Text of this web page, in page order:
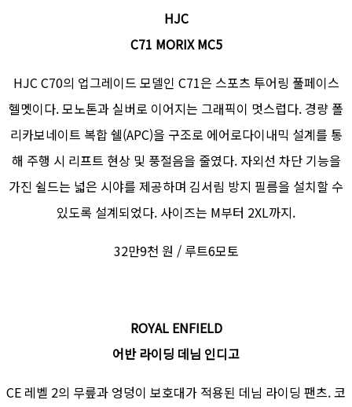
HJC
C71 MORIX MC5
HJC C70의 업그레이드 모델인 C71은 스포츠 투어링 풀페이스
헬멧이다. 모노톤과 실버로 이어지는 그래픽이 멋스럽다. 경량 폴
리카보네이트 복합 쉘(APC)을 구조로 에어로다이내믹 설계를 통
해 주행 시 리프트 현상 및 풍절음을 줄였다. 자외선 차단 기능을
가진 쉴드는 넓은 시야를 제공하며 김서림 방지 필름을 설치할 수
있도록 설계되었다. 사이즈는 M부터 2XL까지.
32만9천 원 / 루트6모토
ROYAL ENFIELD
어반 라이딩 데님 인디고
CE 레벨 2의 무릎과 엉덩이 보호대가 적용된 데님 라이딩 팬츠. 코